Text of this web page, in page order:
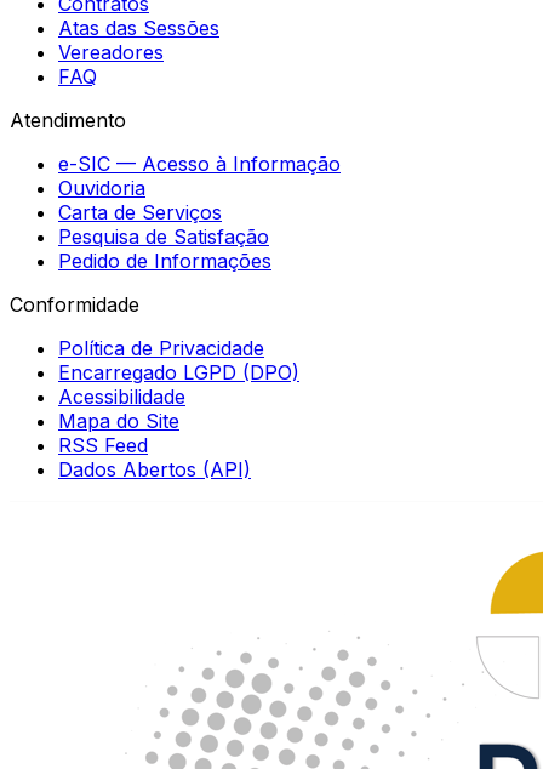
Atas das Sessões
Vereadores
FAQ
Atendimento
e-SIC — Acesso à Informação
Ouvidoria
Carta de Serviços
Pesquisa de Satisfação
Pedido de Informações
Conformidade
Política de Privacidade
Encarregado LGPD (DPO)
Acessibilidade
Mapa do Site
RSS Feed
Dados Abertos (API)